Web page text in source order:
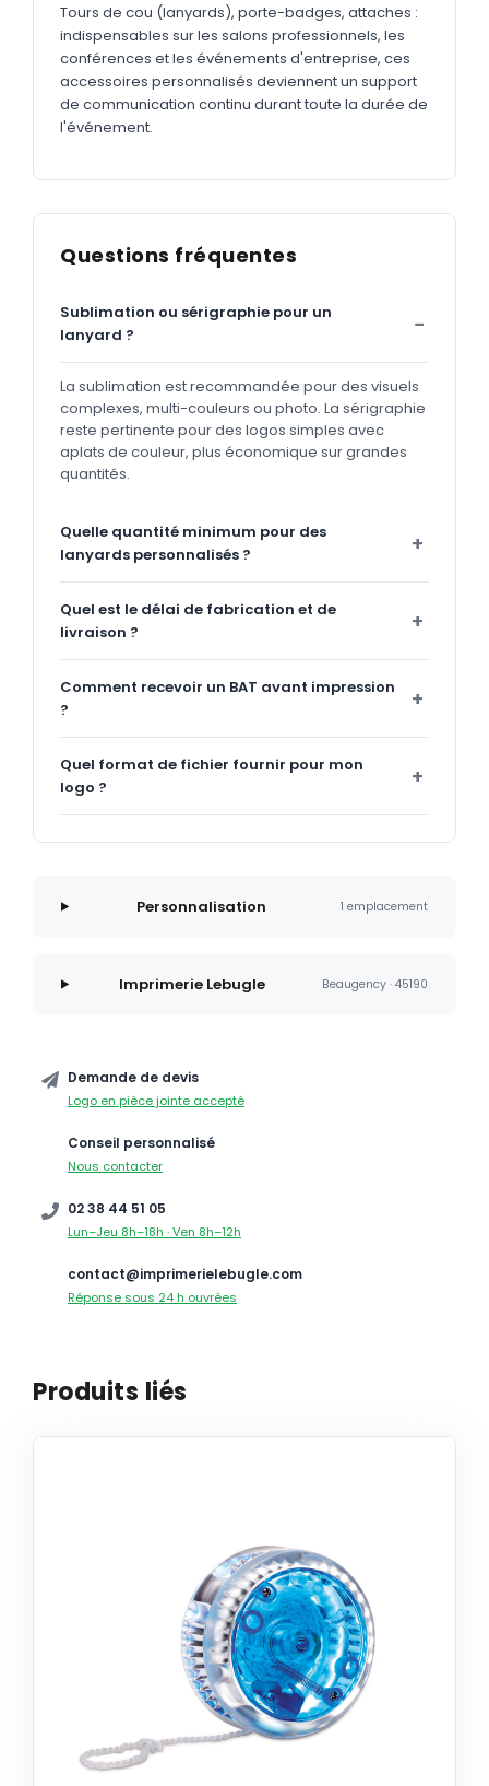
Tours de cou (lanyards), porte-badges, attaches :
indispensables sur les salons professionnels, les
conférences et les événements d'entreprise, ces
accessoires personnalisés deviennent un support
de communication continu durant toute la durée de
l'événement.
Questions fréquentes
Sublimation ou sérigraphie pour un
lanyard ?
La sublimation est recommandée pour des visuels
complexes, multi-couleurs ou photo. La sérigraphie
reste pertinente pour des logos simples avec
aplats de couleur, plus économique sur grandes
quantités.
Quelle quantité minimum pour des
lanyards personnalisés ?
Quel est le délai de fabrication et de
livraison ?
Comment recevoir un BAT avant impression
?
Quel format de fichier fournir pour mon
logo ?
Personnalisation 1 emplacement
Imprimerie Lebugle Beaugency · 45190
Demande de devis
Logo en pièce jointe accepté
Conseil personnalisé
Nous contacter
02 38 44 51 05
Lun–Jeu 8h–18h · Ven 8h–12h
contact@imprimerielebugle.com
Réponse sous 24 h ouvrées
Produits liés